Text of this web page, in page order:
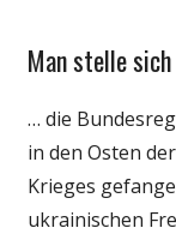
Gesellschaft
Medien
Politik
Satire
Man stelle
… die
in den Osten
Krieges
ukrainischen